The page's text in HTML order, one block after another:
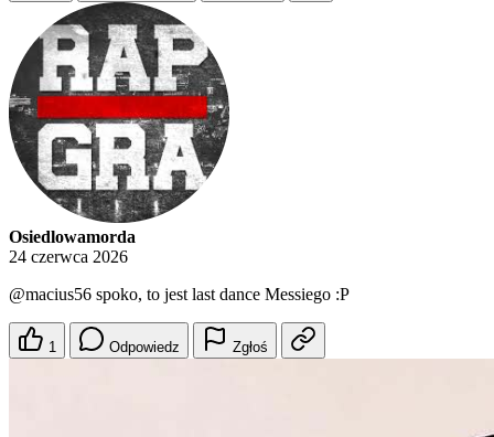
Osiedlowamorda
24 czerwca 2026
@macius56 spoko, to jest last dance Messiego :P
1 Odpowiedz Zgłoś